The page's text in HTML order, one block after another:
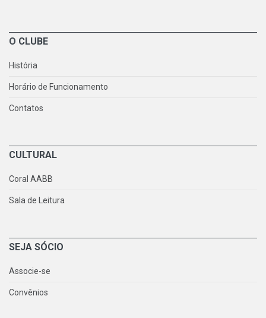
O CLUBE
História
Horário de Funcionamento
Contatos
CULTURAL
Coral AABB
Sala de Leitura
SEJA SÓCIO
Associe-se
Convênios